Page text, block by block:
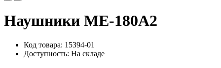
Наушники ME-180A2
Код товара: 15394-01
Доступность: На складе